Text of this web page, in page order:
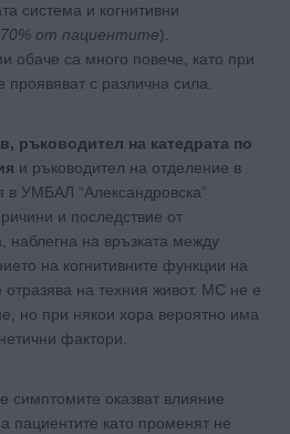
система и когнитивни
от пациентите).
обаче са много повече, като при
проявяват с различна сила.
ръководител на катедрата по
и ръководител на отделение в
в УМБАЛ “Александровска”
и последствие от
наблегна на връзката между
на когнитивните функции на
отразява на техния живот. МС не е
но при някои хора вероятно има
фактори.
симптомите оказват влияние
пациентите като променят не